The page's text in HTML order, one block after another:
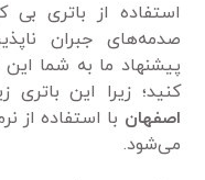
استفاده از باتری
صدمه‌های جبران
پیشنهاد ما به شما
کنید؛ زیرا این
اصفهان با استفاده از
می‌شود.